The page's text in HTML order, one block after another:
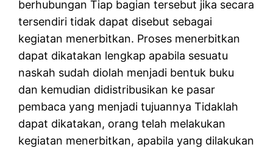
berhubungan Tiap bagian tersebut jika secara
tersendiri tidak dapat disebut sebagai
kegiatan menerbitkan. Proses menerbitkan
dapat dikatakan lengkap apabila sesuatu
naskah sudah diolah menjadi bentuk buku
dan kemudian didistribusikan ke pasar
pembaca yang menjadi tujuannya Tidaklah
dapat dikatakan, orang telah melakukan
kegiatan menerbitkan, apabila yang dilakukan